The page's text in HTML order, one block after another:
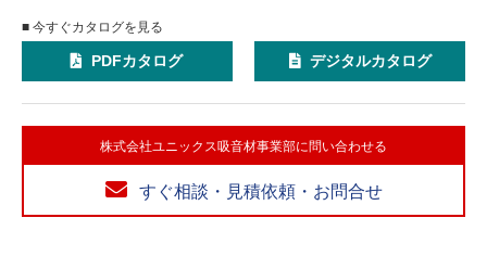
■ 今すぐカタログを見る
PDFカタログ デジタルカタログ
株式会社ユニックス吸音材事業部に問い合わせる
すぐ相談・見積依頼・お問合せ